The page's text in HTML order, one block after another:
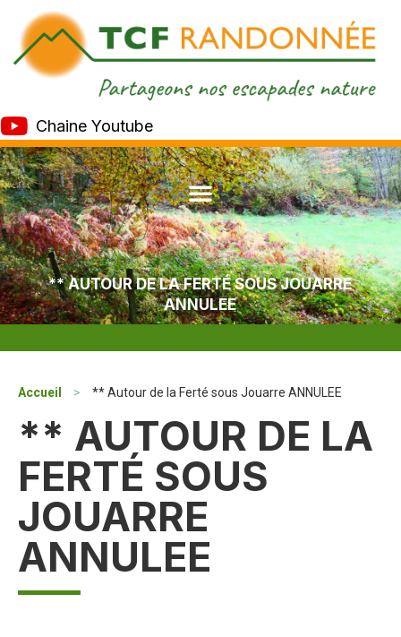
Chaine Youtube
** AUTOUR DE LA FERTÉ SOUS JOUARRE
ANNULEE
Accueil > ** Autour de la Ferté sous Jouarre ANNULEE
** AUTOUR DE LA
FERTÉ SOUS
JOUARRE
ANNULEE